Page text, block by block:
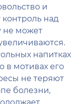
и
над
не может
напитках
в мотивах его
не теряют
болезни,